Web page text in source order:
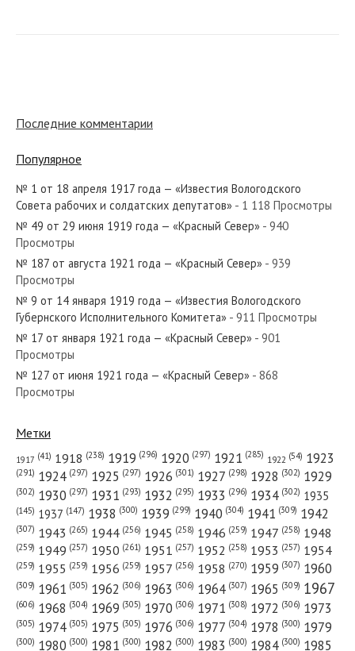
№ 237 от октября 1975 года — «Красный Север»
№ 79 от апреля 1939 года — «Красный Север»
№ 202 от октября 1958 года — «Красный Север»
№ 132 от июня 1965 года — «Красный Север»
№ 46 от февраля 1978 года — «Красный Север»
Последние комментарии
Популярное
№ 1 от 18 апреля 1917 года — «Известия Вологодского
Совета рабочих и солдатских депутатов» - 1 118 Просмотры
№ 49 от 29 июня 1919 года — «Красный Север» - 940
Просмотры
№ 187 от августа 1921 года — «Красный Север» - 939
Просмотры
№ 9 от 14 января 1919 года — «Известия Вологодского
Губернского Исполнительного Комитета» - 911 Просмотры
№ 17 от января 1921 года — «Красный Север» - 901
Просмотры
№ 127 от июня 1921 года — «Красный Север» - 868
Просмотры
Метки
1917 (41) 1918 (238) 1919 (296) 1920 (297) 1921 (285) 1922 (54) 1923
(291) 1924 (297) 1925 (297) 1926 (301) 1927 (298) 1928 (302) 1929
(302) 1930 (297) 1931 (293) 1932 (295) 1933 (296) 1934 (302) 1935
(145) 1937 (147) 1938 (300) 1939 (299) 1940 (304) 1941 (309) 1942
(307) 1943 (265) 1944 (256) 1945 (258) 1946 (259) 1947 (258) 1948
(259) 1949 (257) 1950 (261) 1951 (257) 1952 (258) 1953 (257) 1954
(259) 1955 (259) 1956 (259) 1957 (256) 1958 (270) 1959 (307) 1960
(309) 1961 (305) 1962 (306) 1963 (306) 1964 (307) 1965 (309) 1967
(606) 1968 (304) 1969 (305) 1970 (306) 1971 (308) 1972 (306) 1973
(305) 1974 (305) 1975 (305) 1976 (306) 1977 (304) 1978 (300) 1979
(300) 1980 (300) 1981 (300) 1982 (300) 1983 (300) 1984 (300) 1985